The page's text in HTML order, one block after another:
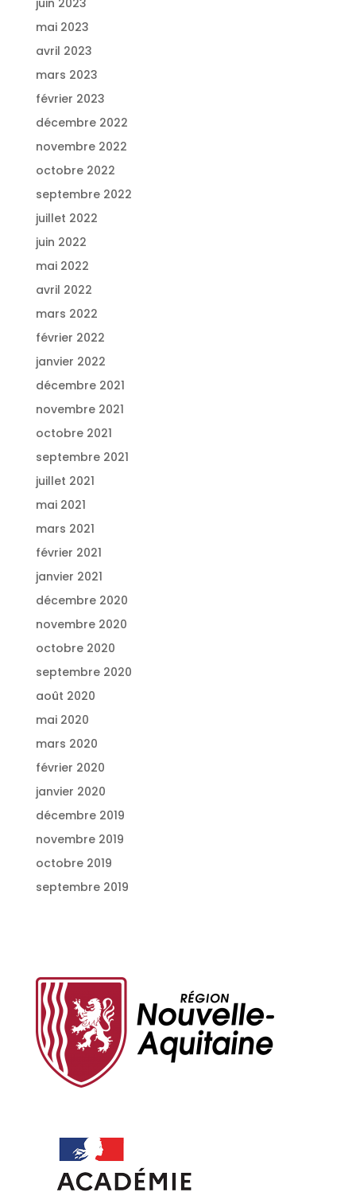
mai 2023
avril 2023
mars 2023
février 2023
décembre 2022
novembre 2022
octobre 2022
septembre 2022
juillet 2022
juin 2022
mai 2022
avril 2022
mars 2022
février 2022
janvier 2022
décembre 2021
novembre 2021
octobre 2021
septembre 2021
juillet 2021
mai 2021
mars 2021
février 2021
janvier 2021
décembre 2020
novembre 2020
octobre 2020
septembre 2020
août 2020
mai 2020
mars 2020
février 2020
janvier 2020
décembre 2019
novembre 2019
octobre 2019
septembre 2019